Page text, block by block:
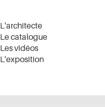
L'architecte
Le catalogue
Les vidéos
L'exposition